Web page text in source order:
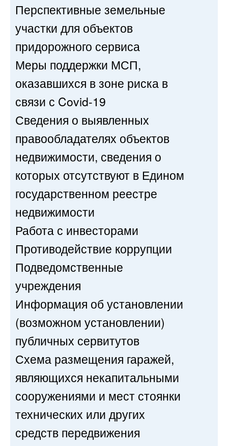
Перспективные земельные
участки для объектов
придорожного сервиса
Меры поддержки МСП,
оказавшихся в зоне риска в
связи с Covid-19
Сведения о выявленных
правообладателях объектов
недвижимости, сведения о
которых отсутствуют в Едином
государственном реестре
недвижимости
Работа с инвесторами
Противодействие коррупции
Подведомственные
учреждения
Информация об установлении
(возможном установлении)
публичных сервитутов
Схема размещения гаражей,
являющихся некапитальными
сооружениями и мест стоянки
технических или других
средств передвижения